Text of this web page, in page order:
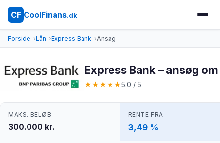
CF CoolFinans.dk
Forside Lån Express Bank Ansøg
Express Bank – ansøg
★★★★★5.0 / 5
MAKS. BELØB
300.000 kr.
RENTE FRA
3,49 %